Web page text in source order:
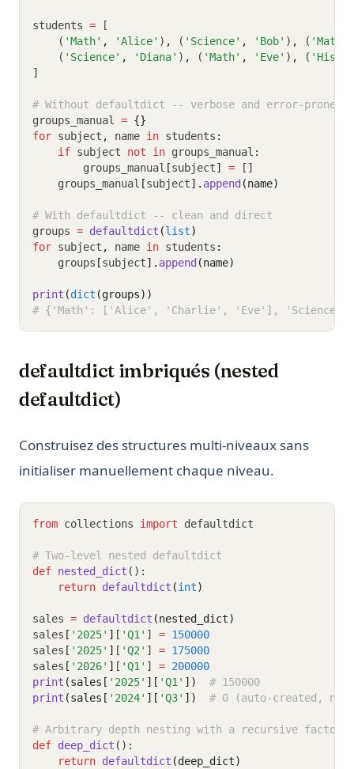
students = [
    (
'Math' , 'Alice' ) , ( 'Science' , 'Bob' ) , ( 'Math'
    (
'Science' , 'Diana' ) , ( 'Math' , 'Eve' ) , (
]
# Without defaultdict -- verbose and error-prone
groups_manual = {}
for subject , name in students :
if subject not in groups_manual :
        groups_manual
[subject] = []
    groups_manual
[subject]. append (name)
# With defaultdict -- clean and direct
groups = defaultdict (list)
for subject , name in students :
    groups
[subject]. append (name)
print (dict (groups))
# {'Math': ['Alice', 'Charlie', 'Eve'],
defaultdict imbriqués (nested
defaultdict)
Construisez des structures multi-niveaux sans
initialiser manuellement chaque niveau.
from collections import defaultdict
# Two-level nested defaultdict
def nested_dict ():
return defaultdict (int)
sales = defaultdict (nested_dict)
sales [ '2025' ] [ 'Q1' ] = 150000
sales [ '2025' ] [ 'Q2' ] = 175000
sales [ '2026' ] [ 'Q1' ] = 200000
print (sales[ '2025' ][ 'Q1' ])
# 150000
print (sales[ '2024' ][ 'Q3' ]) # 0 (auto-created, no
# Arbitrary depth nesting with a recursive factory
def deep_dict ():
return defaultdict (deep_dict)